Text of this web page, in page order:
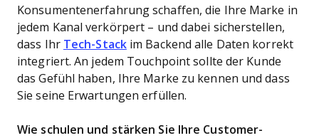
Konsumentenerfahrung schaffen, die Ihre Marke in
jedem Kanal verkörpert – und dabei sicherstellen,
dass Ihr Tech-Stackim Backend alle Daten korrekt
integriert. An jedem Touchpoint sollte der Kunde
das Gefühl haben, Ihre Marke zu kennen und dass
Sie seine Erwartungen erfüllen.
Wie schulen und stärken Sie Ihre Customer-